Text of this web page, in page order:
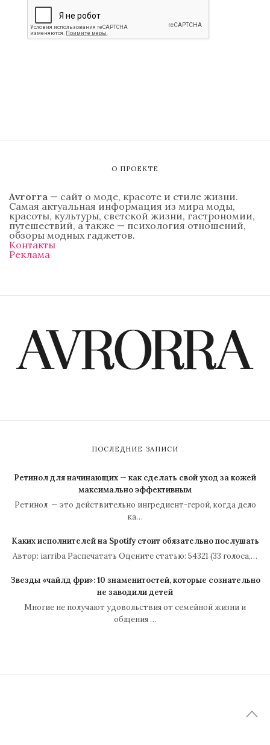
О ПРОЕКТЕ
Avrorra — сайт о моде, красоте и стиле жизни.
Самая актуальная информация из мира моды,
красоты, культуры, светской жизни, гастрономии,
путешествий, а также — психология отношений,
обзоры модных гаджетов.
Контакты
Реклама
ПОСЛЕДНИЕ ЗАПИСИ
Ретинол для начинающих — как сделать свой уход за кожей
максимально эффективным
Ретинол — это действительно ингредиент-герой, когда дело
ка…
Каких исполнителей на Spotify стоит обязательно послушать
Автор: iarriba Распечатать Оцените статью: 54321 (33 голоса,…
Звезды «чайлд фри»: 10 знаменитостей, которые сознательно
не заводили детей
Многие не получают удовольствия от семейной жизни и
общения …